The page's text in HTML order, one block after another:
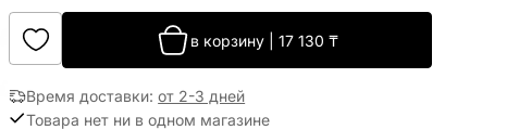
в корзину |17 130 ₸
Время доставки:от 2-3 дней
Товара нет ни в одном магазине